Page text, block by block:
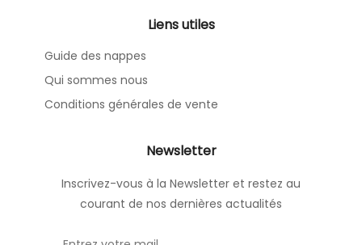
Liens utiles
Guide des nappes
Qui sommes nous
Conditions générales de vente
Newsletter
Inscrivez-vous à la Newsletter et restez au
courant de nos dernières actualités